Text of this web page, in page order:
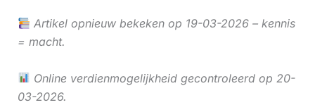
Artikel opnieuw bekeken op 19-03-2026 – kennis
= macht.
Online verdienmogelijkheid gecontroleerd op 20-
03-2026.